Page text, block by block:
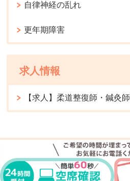
自律神経の乱れ
更年期障害
求人情報
【求人】柔道整復師・鍼灸師